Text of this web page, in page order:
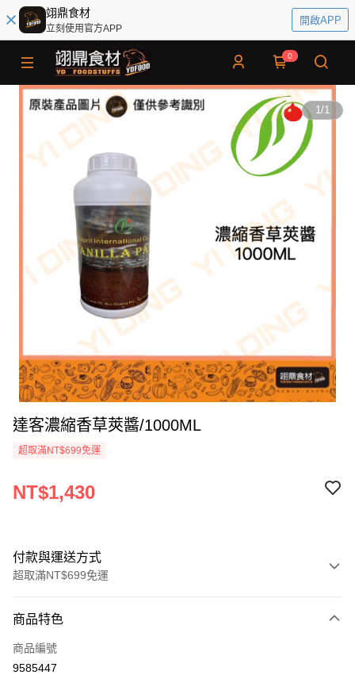
翊鼎食材
立刻使用官方APP
開啟APP
0
1/1
達客濃縮香草莢醬/1000ML
超取滿NT$699免運
NT$1,430
付款與運送方式
超取滿NT$699免運
信用卡一次付款
Apple Pay
商品特色
商品編號
9585447